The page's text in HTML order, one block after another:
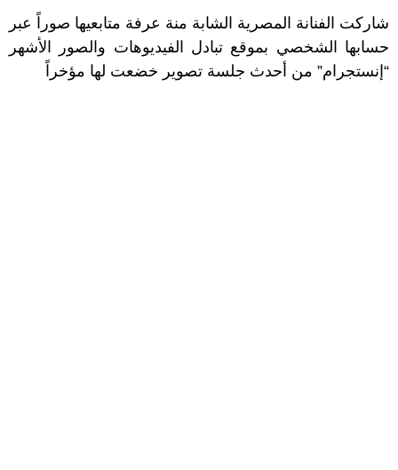
شاركت الفنانة المصرية الشابة منة عرفة متابعيها صوراً عبر
حسابها الشخصي بموقع تبادل الفيديوهات والصور الأشهر
“إنستجرام” من أحدث جلسة تصوير خضعت لها مؤخراً